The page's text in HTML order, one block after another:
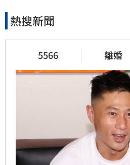
熱搜新聞
5566 離婚